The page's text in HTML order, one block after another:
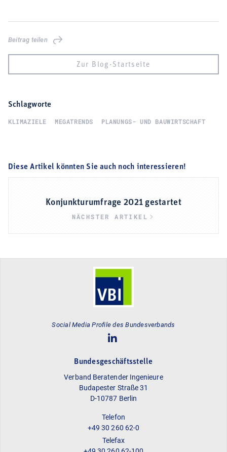
Beitrag teilen
Zur Blog-Startseite
Schlagworte
KLIMAZIELE MEGATRENDS PLANUNGS- UND BAUWIRTSCHAFT
Diese Artikel könnten Sie auch noch interessieren!
Konjunkturumfrage 2021 gestartet
NÄCHSTER ARTIKEL
Social Media Profile des Bundesverbands
Bundesgeschäftsstelle
Verband Beratender Ingenieure
Budapester Straße 31
D-10787 Berlin
Telefon
+49 30 260 62-0
Telefax